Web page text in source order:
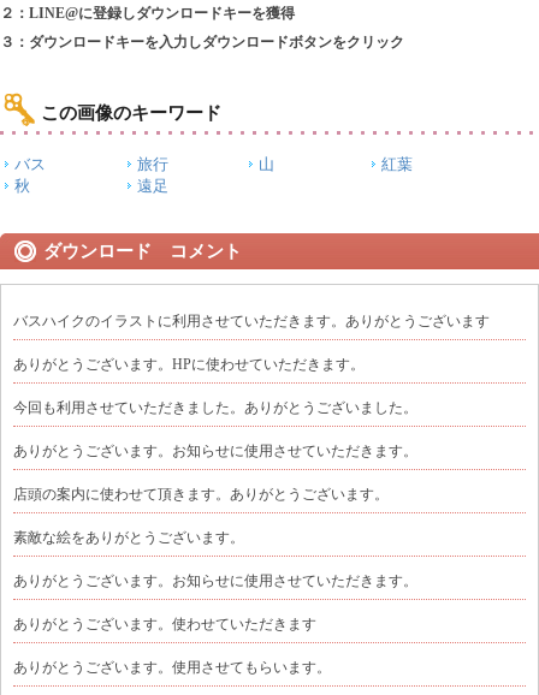
２：LINE@に登録しダウンロードキーを獲得
３：ダウンロードキーを入力しダウンロードボタンをクリック
この画像のキーワード
バス 旅行 山
紅葉
秋
遠足
ダウンロード コメント
バスハイクのイラストに利用させていただきます。ありがとうございます
ありがとうございます。HPに使わせていただきます。
今回も利用させていただきました。ありがとうございました。
ありがとうございます。お知らせに使用させていただきます。
店頭の案内に使わせて頂きます。ありがとうございます。
素敵な絵をありがとうございます。
ありがとうございます。お知らせに使用させていただきます。
ありがとうございます。使わせていただきます
ありがとうございます。使用させてもらいます。